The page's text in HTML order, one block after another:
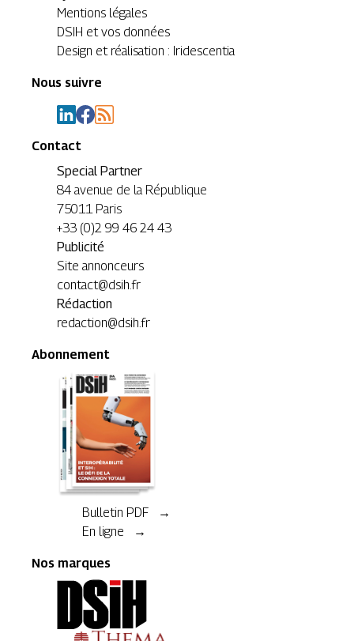
Mentions légales
DSIH et vos données
Design et réalisation : Iridescentia
Nous suivre
Contact
Special Partner
84 avenue de la République
75011 Paris
+33 (0)2 99 46 24 43
Publicité
Site annonceurs
contact@dsih.fr
Rédaction
redaction@dsih.fr
Abonnement
Bulletin PDF →
En ligne →
Nos marques